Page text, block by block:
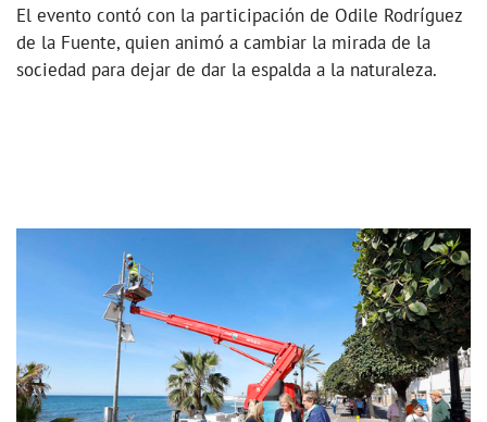
El evento contó con la participación de Odile Rodríguez
de la Fuente, quien animó a cambiar la mirada de la
sociedad para dejar de dar la espalda a la naturaleza.